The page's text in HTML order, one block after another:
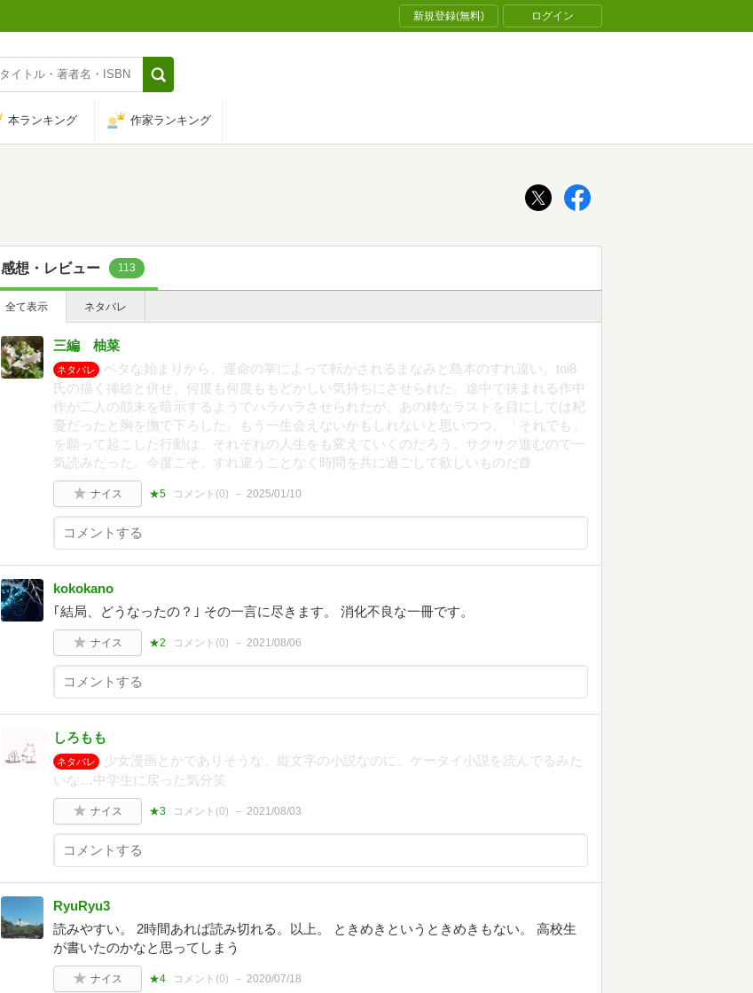
新規登録(無料) ログイン
本ランキング 作家ランキング
感想・レビュー 113
全て表示 ネタバレ
三編 柚菜
ネタバレ
ベタな始まりから、運命の掌によって転がされるまなみと島本のすれ違い。toi8
氏の描く挿絵と併せ、何度も何度ももどかしい気持ちにさせられた。途中で挟まれる作中
作が二人の顛末を暗示するようでハラハラさせられたが、あの粋なラストを目にしては杞
憂だったと胸を撫で下ろした。もう一生会えないかもしれないと思いつつ、「それでも」
を願って起こした行動は、それぞれの人生をも変えていくのだろう。サクサク進むので一
気読みだった。今度こそ、すれ違うことなく時間を共に過ごして欲しいものだ📗
ナイス ★5 コメント(0) 2025/01/10
kokokano
｢結局、どうなったの？｣ その一言に尽きます。 消化不良な一冊です。
ナイス ★2 コメント(0) 2021/08/06
しろもも
ネタバレ
少女漫画とかでありそうな、縦文字の小説なのに、ケータイ小説を読んでるみた
いな…中学生に戻った気分笑
ナイス ★3 コメント(0) 2021/08/03
RyuRyu3
読みやすい。 2時間あれば読み切れる。以上。 ときめきというときめきもない。 高校生
が書いたのかなと思ってしまう
ナイス ★4 コメント(0) 2020/07/18